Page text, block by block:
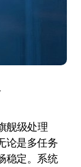
舰级处理
论是多任务
稳定。系统